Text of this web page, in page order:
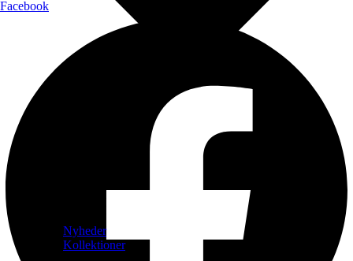
Nyheder
Kollektioner
Facebook